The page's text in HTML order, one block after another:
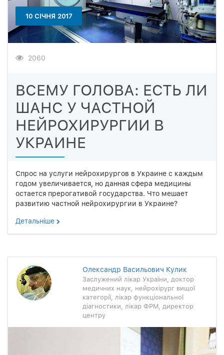
10 СІЧНЯ 2017
2060
ВСЕМУ ГОЛОВА: ЕСТЬ ЛИ
ШАНС У ЧАСТНОЙ
НЕЙРОХИРУРГИИ В
УКРАИНЕ
Спрос на услуги нейрохирургов в Украине с каждым
годом увеличивается, но данная сфера медицины
остается прерогативой государства. Что мешает
развитию частной нейрохирургии в Украине?
Детальнiше
Олександр Васильович Кулик
Заслужений лікар України, доктор
медичних наук, нейрохірург вищої
категорії, лікар функціональної
діагностики, лікар ФРМ, директор
центру